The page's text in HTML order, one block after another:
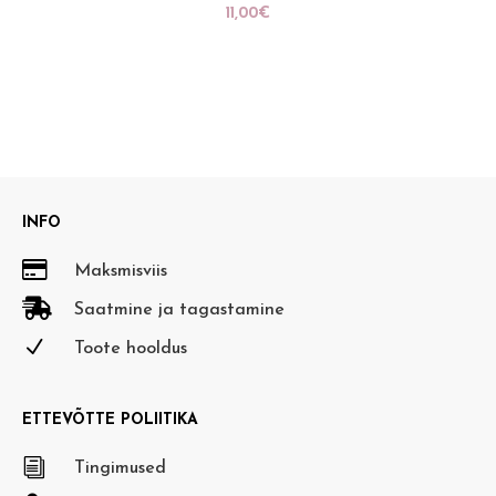
11,00€
INFO
 Maksmisviis
 Saatmine ja tagastamine
N Toote hooldus
ETTEVÕTTE POLIITIKA
i Tingimused